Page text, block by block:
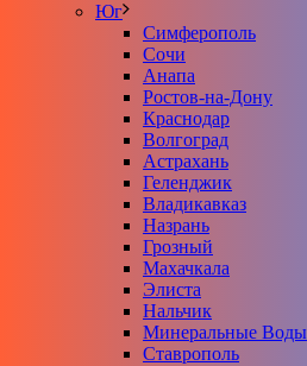
Юг
Симферополь
Сочи
Анапа
Ростов-на-Дону
Краснодар
Волгоград
Астрахань
Геленджик
Владикавказ
Назрань
Грозный
Махачкала
Элиста
Нальчик
Минеральные Воды
Ставрополь